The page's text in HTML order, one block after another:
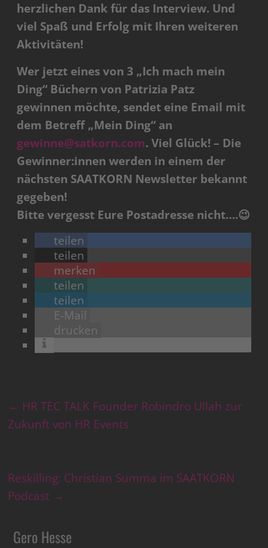
herzlichen Dank für das Interview. Und
viel Spaß und Erfolg mit Ihren weiteren
Aktivitäten!
Wer jetzt eines von 3 „Ich mach mein
Ding“ Büchern von Patrizia Patz
gewinnen möchte, sendet eine Email mit
dem Betreff „Mein Ding“ an
gewinne@satkorn.com. Viel Glück! – Die
Gewinner:innen werden in einem der
nächsten SAATKORN Newsletter bekannt
gegeben!
Bitte vergesst Eure Postadresse nicht….😉
teilen
teilen
merken
teilen
teilen
E-Mail
drucken
← HR TEC TALK Founder Robindro Ullah zur
Zukunft von HR Events
Reskilling: Christian Summa im SAATKORN
Podcast →
Gero Hesse